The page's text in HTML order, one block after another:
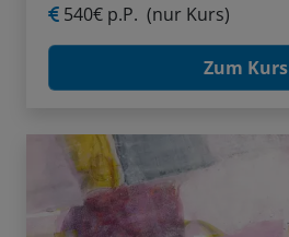
540€ p.P. (nur Kurs)
Zum Kurs